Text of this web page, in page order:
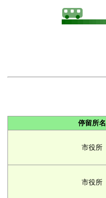
停留所名
市役所
市役所